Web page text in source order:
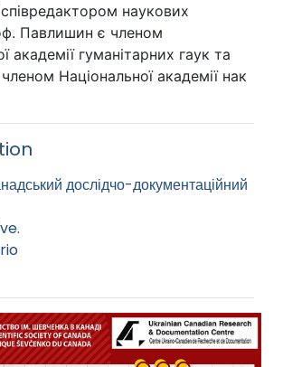
наукових
Павлишин є членом
академії гуманітарних гаук та
Національної академії нак
дослідчо-документаційний